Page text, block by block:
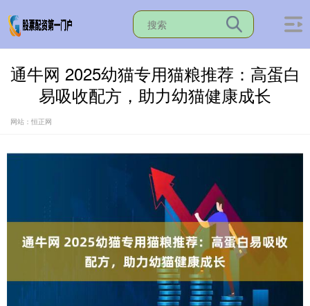
通牛网 2025幼猫专用猫粮推荐：高蛋白
易吸收配方，助力幼猫健康成长
网站：恒正网